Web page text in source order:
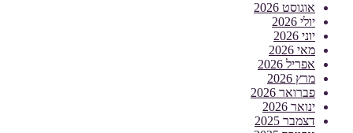
אוגוסט 2026
יולי 2026
יוני 2026
מאי 2026
אפריל 2026
מרץ 2026
פברואר 2026
ינואר 2026
דצמבר 2025